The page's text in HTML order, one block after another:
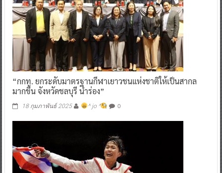
“กกท. ยกระดับมาตรฐานกีฬาเยาวชนแห่งชาติให้เป็นสากล
มากขึ้น จังหวัดชลบุรี นำร่อง”
18 กุมภาพันธ์ 2025 ^ jo ^ 0